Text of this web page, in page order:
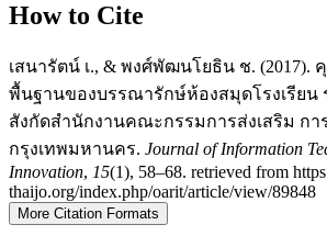
How to Cite
เสนารัตน์ เ., & พงศ์พัฒนโยธิน ช.
พื้นฐานของบรรณารักษ์ห้องสมุดโรงเรียน
สังกัดสำนักงานคณะกรรมการส่งเสริม กา
กรุงเทพมหานคร. Journal of Information
Innovation, 15(1), 58–68. retrieved from
thaijo.org/index.php/oarit/article/view/89848
More Citation Formats